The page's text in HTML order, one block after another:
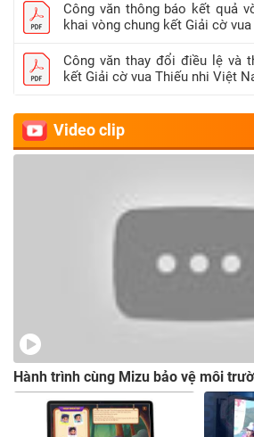
Công văn thông báo kết quả
khai vòng chung kết Giải cờ
Công văn thay đổi điều lệ và
kết Giải cờ vua Thiếu nhi Việt
Video clip
Hành trình cùng Mizu bảo vệ môi